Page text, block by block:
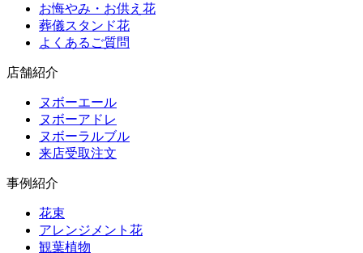
お悔やみ・お供え花
葬儀スタンド花
よくあるご質問
店舗紹介
ヌボーエール
ヌボーアドレ
ヌボーラルブル
来店受取注文
事例紹介
花束
アレンジメント花
観葉植物